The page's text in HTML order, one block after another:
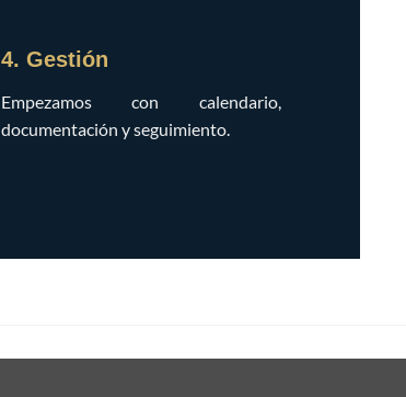
4. Gestión
Empezamos con calendario,
documentación y seguimiento.